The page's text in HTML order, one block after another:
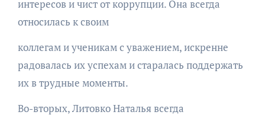
интересов и чист от коррупции. Она всегда
относилась к своим
коллегам и ученикам с уважением, искренне
радовалась их успехам и старалась поддержать
их в трудные моменты.
Во-вторых, Литовко Наталья всегда